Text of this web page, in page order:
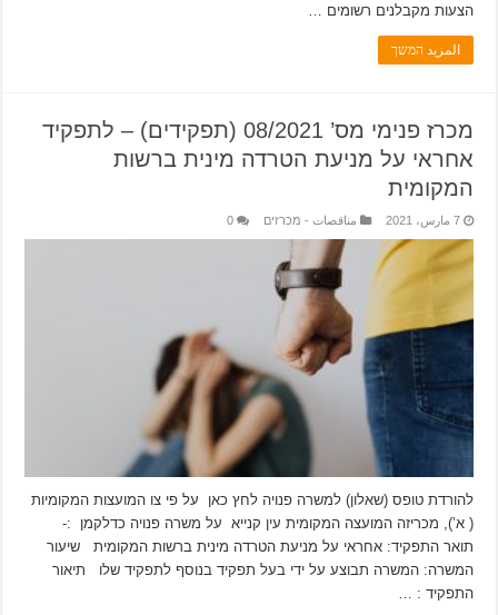
הצעות מקבלנים רשומים …
المزيد המשך
מכרז פנימי מס’ 08/2021 (תפקידים) – לתפקיד
אחראי על מניעת הטרדה מינית ברשות
המקומית
7 مارس، 2021 مناقصات - מכרזים 0
להורדת טופס (שאלון) למשרה פנויה לחץ כאן על פי צו המועצות המקומיות
( א’), מכריזה המועצה המקומית עין קנייא על משרה פנויה כדלקמן :-
תואר התפקיד: אחראי על מניעת הטרדה מינית ברשות המקומית שיעור
המשרה: המשרה תבוצע על ידי בעל תפקיד בנוסף לתפקיד שלו תיאור
התפקיד : …